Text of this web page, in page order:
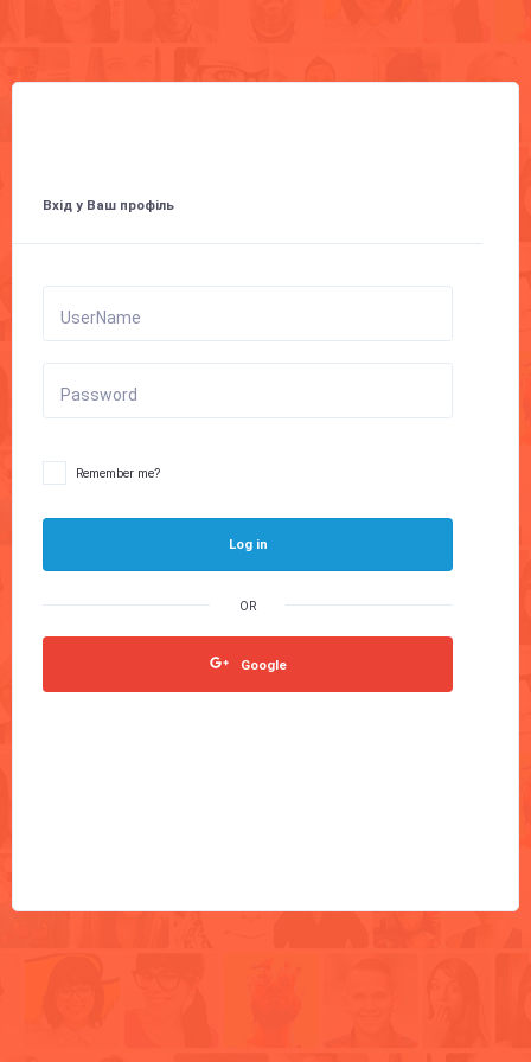
Вхід у Ваш профіль
UserName
Password
Remember me?
Log in
Google